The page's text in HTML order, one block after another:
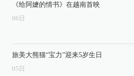
《给阿嬷的情书》在越南首映
06 日
旅美大熊猫“宝力”迎来5岁生日
05 日